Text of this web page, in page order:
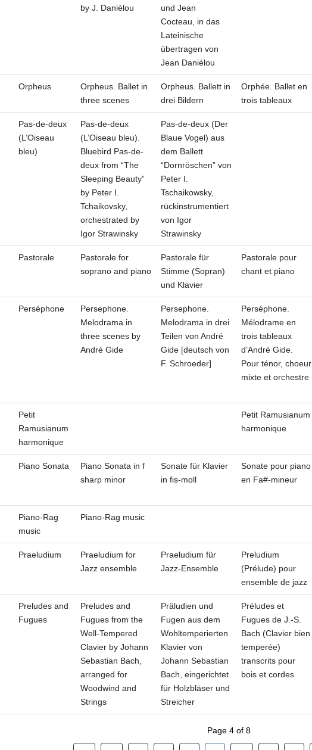
by J. Danièlou
und Jean
Cocteau, in das
Lateinische
übertragen von
Jean Daniélou
Orpheus
Orpheus. Ballet in
three scenes
Orpheus. Ballett in
drei Bildern
Orphée. Ballet en
trois tableaux
Pas-de-deux
(L’Oiseau
bleu)
Pas-de-deux
(L’Oiseau bleu).
Bluebird Pas-de-
deux from “The
Sleeping Beauty”
by Peter I.
Tchaikovsky,
orchestrated by
Igor Strawinsky
Pas-de-deux (Der
Blaue Vogel) aus
dem Ballett
“Dornröschen” von
Peter I.
Tschaikowsky,
rückinstrumentiert
von Igor
Strawinsky
Pastorale
Pastorale for
soprano and piano
Pastorale für
Stimme (Sopran)
und Klavier
Pastorale pour
chant et piano
Perséphone
Persephone.
Melodrama in
three scenes by
André Gide
Persephone.
Melodrama in drei
Teilen von André
Gide [deutsch von
F. Schroeder]
Perséphone.
Mélodrame en
trois tableaux
d’André Gide.
Pour ténor, choeur
mixte et orchestre
Petit
Ramusianum
harmonique
Petit Ramusianum
harmonique
Piano Sonata
Piano Sonata in f
sharp minor
Sonate für Klavier
in fis-moll
Sonate pour piano
en Fa#-mineur
Piano-Rag
music
Piano-Rag music
Praeludium
Praeludium for
Jazz ensemble
Praeludium für
Jazz-Ensemble
Preludium
(Prélude) pour
ensemble de jazz
Preludes and
Fugues
Preludes and
Fugues from the
Well-Tempered
Clavier by Johann
Sebastian Bach,
arranged for
Woodwind and
Strings
Präludien und
Fugen aus dem
Wohltemperierten
Klavier von
Johann Sebastian
Bach, eingerichtet
für Holzbläser und
Streicher
Préludes et
Fugues de J.-S.
Bach (Clavier bien
temperée)
transcrits pour
bois et cordes
Page 4 of 8